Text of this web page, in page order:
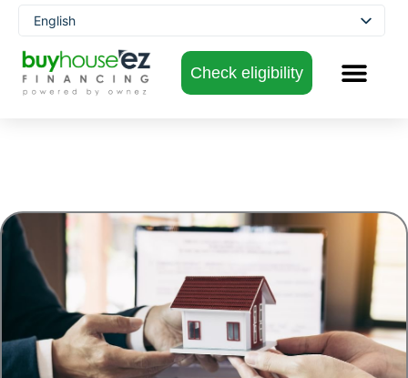
Skip
content
Check eligibility
English
Spanish